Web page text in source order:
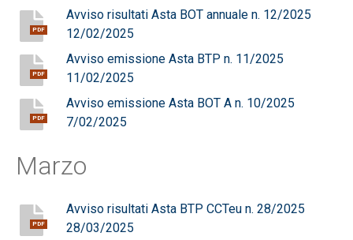
PDF
Avviso risultati Asta BOT annuale n. 12/2025
12/02/2025
PDF
Avviso emissione Asta BTP n. 11/2025
11/02/2025
PDF
Avviso emissione Asta BOT A n. 10/2025
7/02/2025
Marzo
PDF
Avviso risultati Asta BTP CCTeu n. 28/2025
28/03/2025